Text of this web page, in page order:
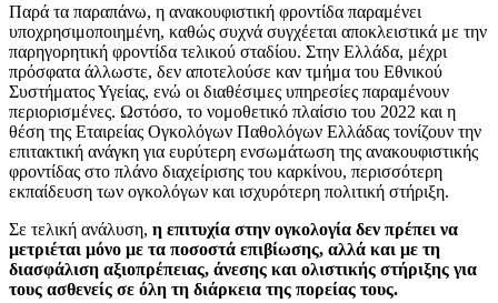
Παρά τα παραπάνω, η ανακουφιστική φροντίδα παραμένει
υποχρησιμοποιημένη, καθώς συχνά συγχέεται αποκλειστικά με την
παρηγορητική φροντίδα τελικού σταδίου. Στην Ελλάδα, μέχρι
πρόσφατα άλλωστε, δεν αποτελούσε καν τμήμα του Εθνικού
Συστήματος Υγείας, ενώ οι διαθέσιμες υπηρεσίες παραμένουν
περιορισμένες. Ωστόσο, το νομοθετικό πλαίσιο του 2022 και η
θέση της Εταιρείας Ογκολόγων Παθολόγων Ελλάδας τονίζουν την
επιτακτική ανάγκη για ευρύτερη ενσωμάτωση της ανακουφιστικής
φροντίδας στο πλάνο διαχείρισης του καρκίνου, περισσότερη
εκπαίδευση των ογκολόγων και ισχυρότερη πολιτική στήριξη.
Σε τελική ανάλυση, η επιτυχία στην ογκολογία δεν πρέπει να
μετριέται μόνο με τα ποσοστά επιβίωσης, αλλά και με τη
διασφάλιση αξιοπρέπειας, άνεσης και ολιστικής στήριξης για
τους ασθενείς σε όλη τη διάρκεια της πορείας τους.